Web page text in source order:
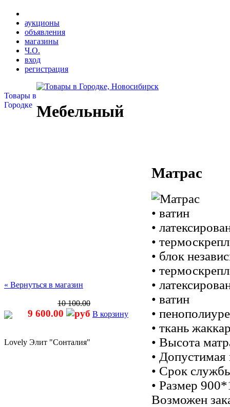
аукционы
объявления
магазины
Ч.О.
вход
регистрация
Товары в
Городке Мебельный
« Вернуться в магазин
10 100.00
9 600.00 В корзину
Lovely Элит "Сонталия"
Матрас
• ватин
•
•
• блок
•
•
• ватин
•
• ткань
• Высота
• Допустимая
• Срок
• Размер
Возможен